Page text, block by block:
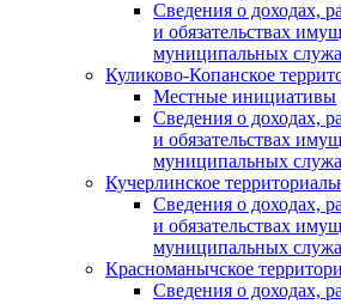
Сведения о доходах,
и обязательствах
муниципальных
Куликово-Копанское
Местные инициативы
Сведения о доходах,
и обязательствах
муниципальных
Кучерлинское
Сведения о доходах,
и обязательствах
муниципальных
Красноманычское
Сведения о доходах,